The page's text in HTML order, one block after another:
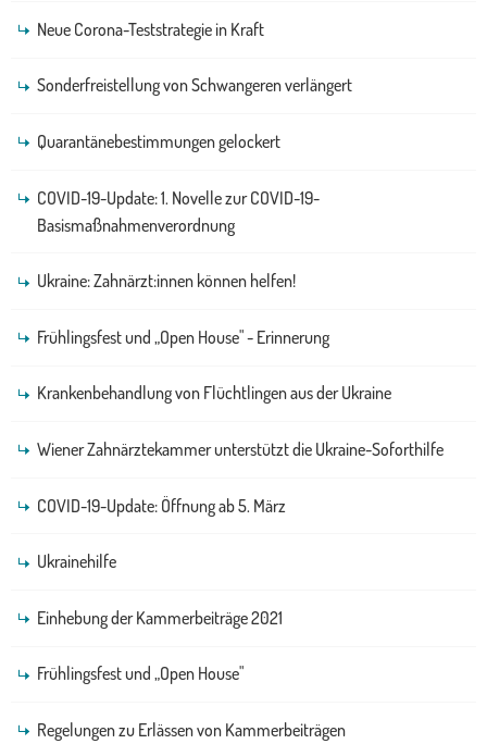
Neue Corona-Teststrategie in Kraft
Sonderfreistellung von Schwangeren verlängert
Quarantänebestimmungen gelockert
COVID-19-Update: 1. Novelle zur COVID-19-
Basismaßnahmenverordnung
Ukraine: Zahnärzt:innen können helfen!
Frühlingsfest und „Open House" - Erinnerung
Krankenbehandlung von Flüchtlingen aus der Ukraine
Wiener Zahnärztekammer unterstützt die Ukraine-Soforthilfe
COVID-19-Update: Öffnung ab 5. März
Ukrainehilfe
Einhebung der Kammerbeiträge 2021
Frühlingsfest und „Open House"
Regelungen zu Erlässen von Kammerbeiträgen